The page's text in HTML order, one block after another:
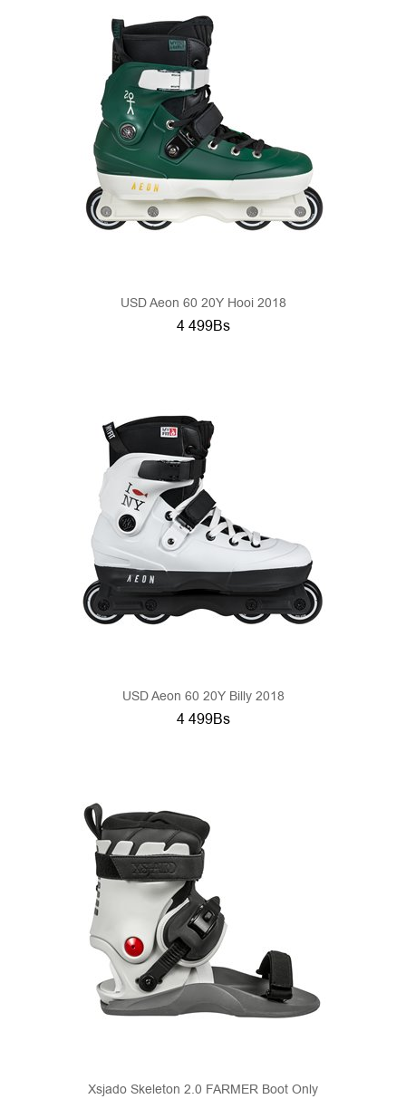
USD Aeon 60 20Y Hooi 2018
4 499Bs
USD Aeon 60 20Y Billy 2018
4 499Bs
Xsjado Skeleton 2.0 FARMER Boot Only